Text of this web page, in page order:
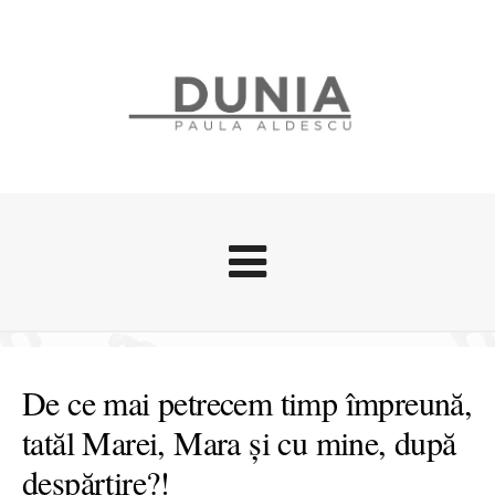
Stari afective
Zice Dunia
Călătorii
De ce mai petrecem timp împreună,
tatăl Marei, Mara și cu mine, după
despărțire?!